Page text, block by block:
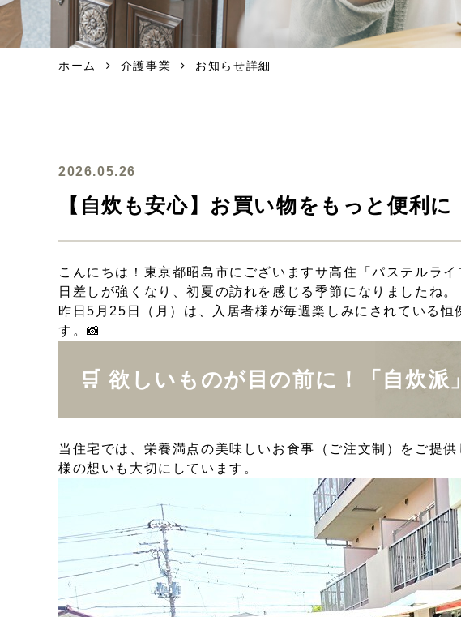
ホーム 介護事業 お知らせ詳細
2026.05.26
【自炊も安心】お買い物をもっと便利
こんにちは！東京都昭島市にございますサ高住「パステルラ
日差しが強くなり、初夏の訪れを感じる季節になりましたね。
昨日5月25日（月）は、入居者様が毎週楽しみにされている
す。📸
🛒 欲しいものが目の前に！「自炊
当住宅では、栄養満点の美味しいお食事（ご注文制）をご提
様の想いも大切にしています。